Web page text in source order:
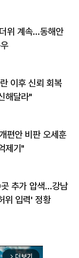
위 계속…동해안
이후 신뢰 회복
해달라"
편안 비판 오세훈
제기"
추가 압색…강남
위 입력' 정황
arrow_forward_ios